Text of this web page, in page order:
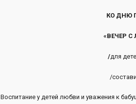
КО ДНЮ
«ВЕЧЕР
/для
/
Воспитание у детей любви и уважения к